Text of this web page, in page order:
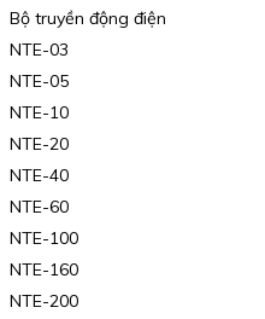
Bộ truyền động điện
NTE-03
NTE-05
NTE-10
NTE-20
NTE-40
NTE-60
NTE-100
NTE-160
NTE-200